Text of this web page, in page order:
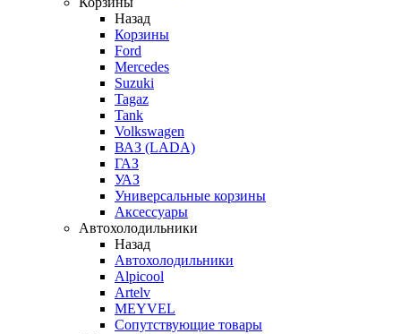
Назад
Корзины
Ford
Mercedes
Suzuki
Tagaz
Tank
Volkswagen
ВАЗ (LADA)
ГАЗ
УАЗ
Универсальные корзины
Аксессуары
Автохолодильники
Назад
Автохолодильники
Alpicool
Artelv
MEYVEL
Сопутствующие товары